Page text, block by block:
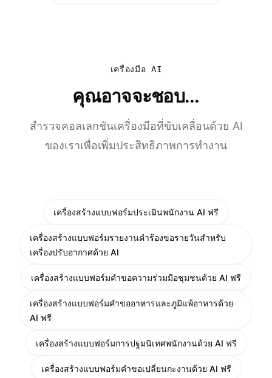
เครื่องมือ AI
คุณอาจจะชอบ...
สำรวจคอลเลกชันเครื่องมือที่ขับเคลื่อนด้วย AI
ของเราเพื่อเพิ่มประสิทธิภาพการทำงาน
เครื่องสร้างแบบฟอร์มประเมินพนักงาน AI ฟรี
เครื่องสร้างแบบฟอร์มรายงานคำร้องขอรายวันสำหรับ
เครื่องปรับอากาศด้วย AI
เครื่องสร้างแบบฟอร์มคำขอความร่วมมือชุมชนด้วย AI ฟรี
เครื่องสร้างแบบฟอร์มคำขออาหารและภูมิแพ้อาหารด้วย
AI ฟรี
เครื่องสร้างแบบฟอร์มการปฐมนิเทศพนักงานด้วย AI ฟรี
เครื่องสร้างแบบฟอร์มคำขอเปลี่ยนกะงานด้วย AI ฟรี